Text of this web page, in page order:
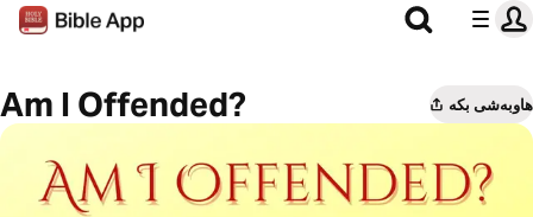
Am I Offended? هاوبەشی بکە